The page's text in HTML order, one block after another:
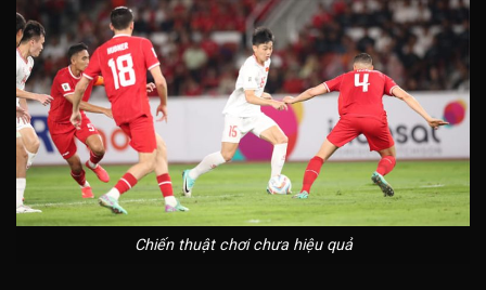
Chiến thuật chơi chưa hiệu quả